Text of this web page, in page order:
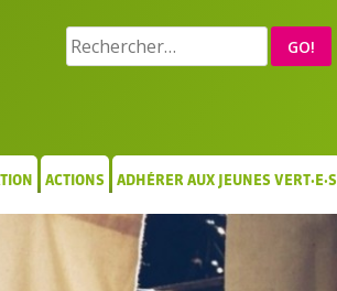
Rechercher :
ACTIONS ADHÉRER AUX JEUNES VERT·E·S